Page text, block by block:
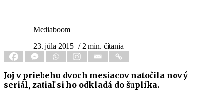
Mediaboom
23. júla 2015 / 2 min. čítania
Joj v priebehu dvoch mesiacov natočila nový
seriál, zatiaľ si ho odkladá do šuplíka.